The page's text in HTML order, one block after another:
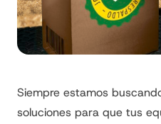
Siempre estamos
soluciones para que tus